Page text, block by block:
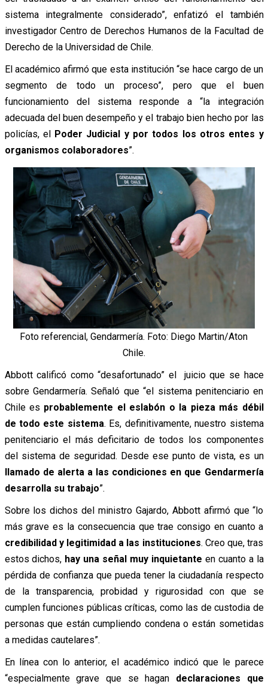
sistema integralmente considerado”, enfatizó el también
investigador Centro de Derechos Humanos de la Facultad de
Derecho de la Universidad de Chile.
El académico afirmó que esta institución “se hace cargo de un
segmento de todo un proceso”, pero que el buen
funcionamiento del sistema responde a “la integración
adecuada del buen desempeño y el trabajo bien hecho por las
policías, el Poder Judicial y por todos los otros entes y
organismos colaboradores”.
Foto referencial, Gendarmería. Foto: Diego Martin/Aton
Chile.
Abbott calificó como “desafortunado” el juicioque se hace
sobre Gendarmería. Señaló que “el sistema penitenciario en
Chile es probablemente el eslabón o la pieza más débil
de todo este sistema. Es, definitivamente, nuestro sistema
penitenciario el más deficitario de todos los componentes
del sistema de seguridad. Desde ese punto de vista, es un
llamado de alerta a las condiciones en que Gendarmería
desarrolla su trabajo”.
Sobre los dichos del ministro Gajardo, Abbott afirmó que “lo
más grave es la consecuencia que trae consigo en cuanto a
credibilidad y legitimidad a las instituciones. Creo que, tras
estos dichos, hay una señal muy inquietante en cuanto a la
pérdida de confianza que pueda tener la ciudadanía respecto
de la transparencia, probidad y rigurosidad con que se
cumplen funciones públicas críticas, como las de custodia de
personas que están cumpliendo condena o están sometidas
a medidas cautelares”.
En línea con lo anterior, el académico indicó que le parece
“especialmente grave que se hagan declaraciones que